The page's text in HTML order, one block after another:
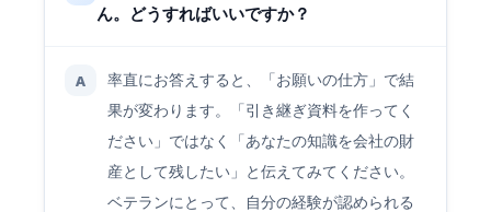
ん。どうすればいいですか？
A
率直にお答えすると、「お願いの仕方」で結
果が変わります。「引き継ぎ資料を作ってく
ださい」ではなく「あなたの知識を会社の財
産として残したい」と伝えてみてください。
ベテランにとって、自分の経験が認められる